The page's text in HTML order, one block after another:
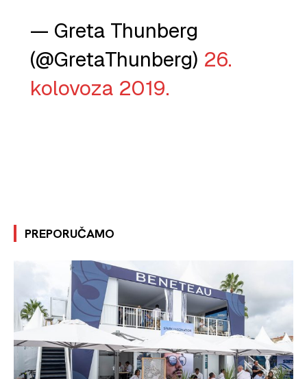
— Greta Thunberg
(@GretaThunberg) 26.
kolovoza 2019.
PREPORUČAMO